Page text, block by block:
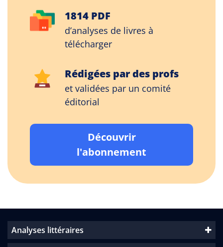
1814 PDF
d’analyses de livres à
télécharger
Rédigées par des profs
et validées par un comité
éditorial
Découvrir
l'abonnement
Analyses littéraires